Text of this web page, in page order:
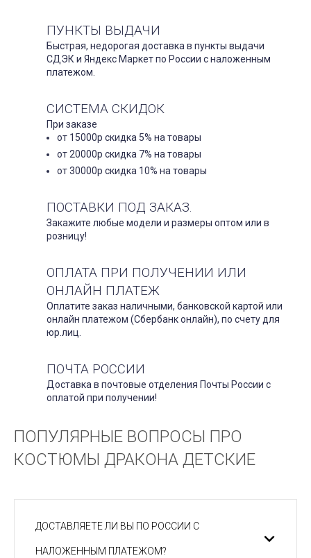
ПУНКТЫ ВЫДАЧИ
Быстрая, недорогая доставка в пункты выдачи
СДЭК и Яндекс Маркет по России с наложенным
платежом.
СИСТЕМА СКИДОК
При заказе
от 15000р скидка 5% на товары
от 20000р скидка 7% на товары
от 30000р скидка 10% на товары
ПОСТАВКИ ПОД ЗАКАЗ.
Закажите любые модели и размеры оптом или в
розницу!
ОПЛАТА ПРИ ПОЛУЧЕНИИ ИЛИ
ОНЛАЙН ПЛАТЕЖ
Оплатите заказ наличными, банковской картой или
онлайн платежом (Сбербанк онлайн), по счету для
юр.лиц.
ПОЧТА РОССИИ
Доставка в почтовые отделения Почты России с
оплатой при получении!
ПОПУЛЯРНЫЕ ВОПРОСЫ ПРО
КОСТЮМЫ ДРАКОНА ДЕТСКИЕ
ДОСТАВЛЯЕТЕ ЛИ ВЫ ПО РОССИИ С
НАЛОЖЕННЫМ ПЛАТЕЖОМ?